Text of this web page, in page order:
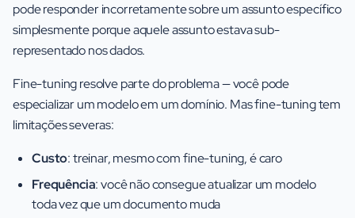
pode responder incorretamente sobre um assunto específico
simplesmente porque aquele assunto estava sub-
representado nos dados.
Fine-tuning resolve parte do problema — você pode
especializar um modelo em um domínio. Mas fine-tuning tem
limitações severas:
Custo: treinar, mesmo com fine-tuning, é caro
Frequência: você não consegue atualizar um modelo
toda vez que um documento muda